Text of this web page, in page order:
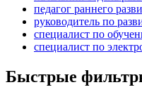
педагог раннего
руководитель по
специалист по
специалист по
Быстрые